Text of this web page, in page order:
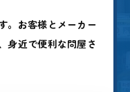
。お客様とメーカー
身近で便利な問屋さ